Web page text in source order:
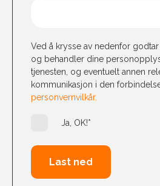
Ved å krysse av nedenfor
og behandler dine
tjenesten, og eventuelt annen
kommunikasjon i den
personvernvilkår.
Ja, OK!*